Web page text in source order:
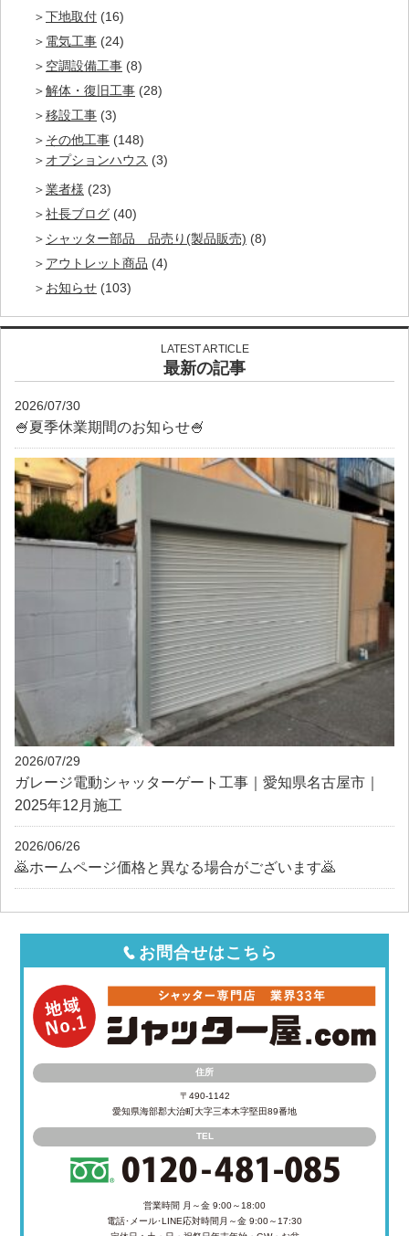
下地取付 (16)
電気工事 (24)
空調設備工事 (8)
解体・復旧工事 (28)
移設工事 (3)
その他工事 (148)
オプションハウス (3)
業者様 (23)
社長ブログ (40)
シャッター部品 品売り(製品販売) (8)
アウトレット商品 (4)
お知らせ (103)
LATEST ARTICLE
最新の記事
2026/07/30
🍧夏季休業期間のお知らせ🍧
2026/07/29
ガレージ電動シャッターゲート工事｜愛知県名古屋市｜
2025年12月施工
2026/06/26
🙇ホームページ価格と異なる場合がございます🙇
お問合せはこちら
住所
〒490-1142
愛知県海部郡大治町大字三本木字堅田89番地
TEL
営業時間 月～金 9:00～18:00
電話･メール･LINE応対時間 月～金 9:00～17:30